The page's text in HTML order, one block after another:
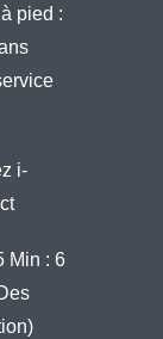
pied :
i-
Min : 6